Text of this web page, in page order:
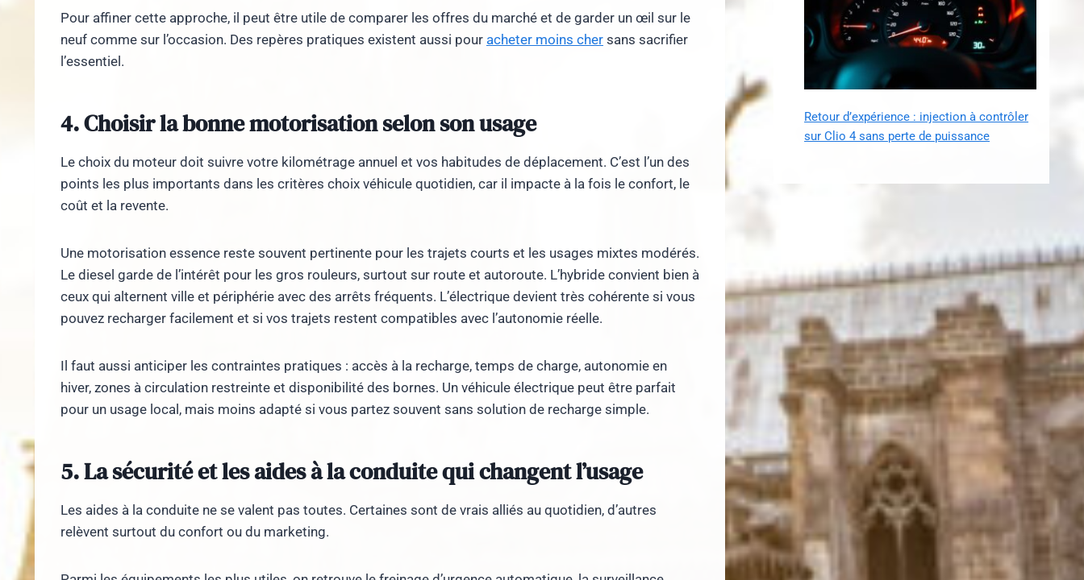
Pour affiner cette approche, il peut être utile de comparer les offres du marché et de garder un œil sur le
neuf comme sur l’occasion. Des repères pratiques existent aussi pour acheter moins cher sans sacrifier
l’essentiel.
4. Choisir la bonne motorisation selon son usage
Le choix du moteur doit suivre votre kilométrage annuel et vos habitudes de déplacement. C’est l’un des
points les plus importants dans les critères choix véhicule quotidien, car il impacte à la fois le confort, le
coût et la revente.
Une motorisation essence reste souvent pertinente pour les trajets courts et les usages mixtes modérés.
Le diesel garde de l’intérêt pour les gros rouleurs, surtout sur route et autoroute. L’hybride convient bien à
ceux qui alternent ville et périphérie avec des arrêts fréquents. L’électrique devient très cohérente si vous
pouvez recharger facilement et si vos trajets restent compatibles avec l’autonomie réelle.
Il faut aussi anticiper les contraintes pratiques : accès à la recharge, temps de charge, autonomie en
hiver, zones à circulation restreinte et disponibilité des bornes. Un véhicule électrique peut être parfait
pour un usage local, mais moins adapté si vous partez souvent sans solution de recharge simple.
5. La sécurité et les aides à la conduite qui changent l’usage
Les aides à la conduite ne se valent pas toutes. Certaines sont de vrais alliés au quotidien, d’autres
relèvent surtout du confort ou du marketing.
Retour d’expérience : injection à contrôler
sur Clio 4 sans perte de puissance